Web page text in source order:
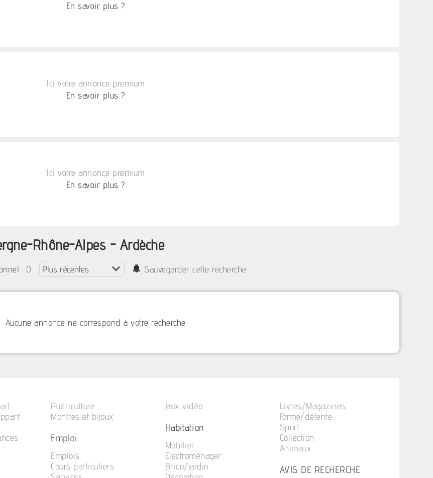
En savoir plus ?
Ici votre annonce premium
En savoir plus ?
Ici votre annonce premium
En savoir plus ?
Rhône-Alpes - Ardèche
: 0 Sauvegarder cette recherche
Aucune annonce ne correspond à votre recherche
Puériculture
Montres et bijoux
Emploi
Emplois
Cours particuliers
Jeux vidéo
Habitation
Mobilier
Electroménager
Brico/jardin
Livres/Magazines
Forme/détente
Sport
Collection
Animaux
AVIS DE RECHERCHE